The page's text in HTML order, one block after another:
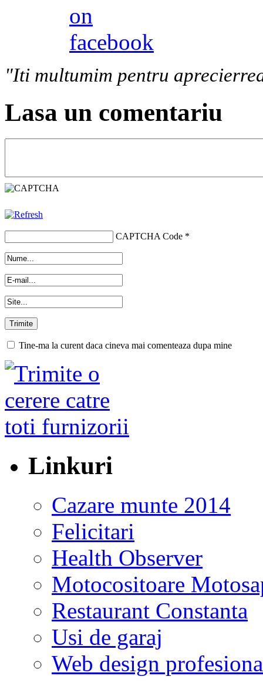
"Iti multumim pentru
Lasa un comentariu
CAPTCHA Code *
Tine-ma la curent daca cineva mai comenteaza dupa mine
Linkuri
Cazare munte 2014
Felicitari
Health Observer
Motocositoare
Restaurant Constanta
Usi de garaj
Web design